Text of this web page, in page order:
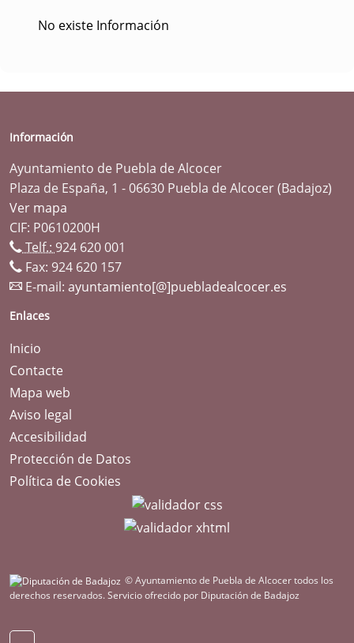
No existe Información
Información
Ayuntamiento de Puebla de Alcocer
Plaza de España, 1 - 06630 Puebla de Alcocer (Badajoz)
Ver mapa
CIF: P0610200H
Telf.: 924 620 001
Fax: 924 620 157
E-mail: ayuntamiento[@]puebladealcocer.es
Enlaces
Inicio
Contacte
Mapa web
Aviso legal
Accesibilidad
Protección de Datos
Política de Cookies
© Ayuntamiento de Puebla de Alcocer todos los
derechos reservados.Servicio ofrecido por Diputación de Badajoz